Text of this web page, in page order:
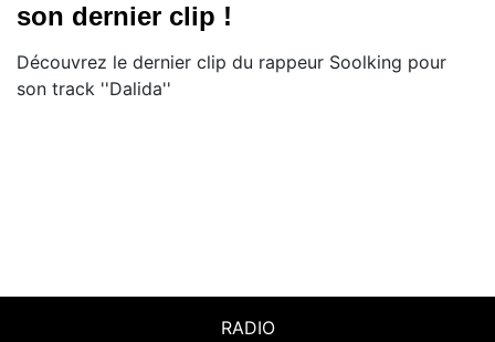
son dernier clip !
Découvrez le dernier clip du rappeur Soolking pour
son track ''Dalida''
RADIO